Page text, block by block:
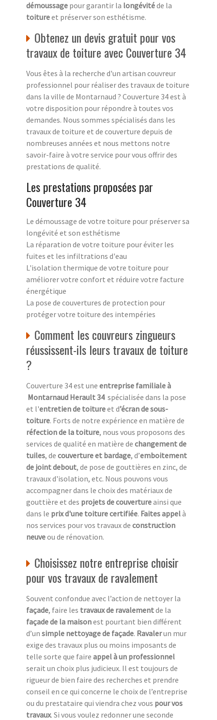
démoussage pour garantir la longévitéde la
toitureet préserver son esthétisme.
Obtenez un devis gratuit pour vos
travaux de toiture avec Couverture 34
Vous êtes à la recherche d'un artisan couvreur
professionnel pour réaliser des travaux de toiture
dans la ville de Montarnaud ? Couverture 34 est à
votre disposition pour répondre à toutes vos
demandes. Nous sommes spécialisés dans les
travaux de toiture et de couverture depuis de
nombreuses années et nous mettons notre
savoir-faire à votre service pour vous offrir des
prestations de qualité.
Les prestations proposées par
Couverture 34
Le démoussage de votre toiture pour préserver sa
longévité et son esthétisme
La réparation de votre toiture pour éviter les
fuites et les infiltrations d'eau
L'isolation thermique de votre toiture pour
améliorer votre confort et réduire votre facture
énergétique
La pose de couvertures de protection pour
protéger votre toiture des intempéries
Comment les couvreurs zingueurs
réussissent-ils leurs travaux de toiture
?
Couverture 34 est une entreprise familiale à
Montarnaud Herault 34 spécialisée dans la pose
et l'entretien de toitureet d’écran de sous-
toiture. Forts de notre expérience en matière de
réfection de la toiture, nous vous proposons des
services de qualité en matière de changement de
tuiles, de couverture et bardage, d’emboitement
de joint debout, de pose de gouttières en zinc, de
travaux d'isolation, etc. Nous pouvons vous
accompagner dans le choix des matériaux de
gouttière et des projets de couvertureainsi que
dans le prix d'une toiture certifiée. Faites appelà
nos services pour vos travaux de construction
neuveou de rénovation.
Choisissez notre entreprise choisir
pour vos travaux de ravalement
Souvent confondue avec l’action de nettoyer la
façade, faire les travaux de ravalementde la
façade de la maisonest pourtant bien différent
d’un simple nettoyage de façade. Ravalerun mur
exige des travaux plus ou moins imposants de
telle sorte que faire appel à un professionnel
serait un choix plus judicieux. Il est toujours de
rigueur de bien faire des recherches et prendre
conseil en ce qui concerne le choix de l’entreprise
ou du prestataire qui viendra chez vous pour vos
travaux. Si vous voulez redonner une seconde